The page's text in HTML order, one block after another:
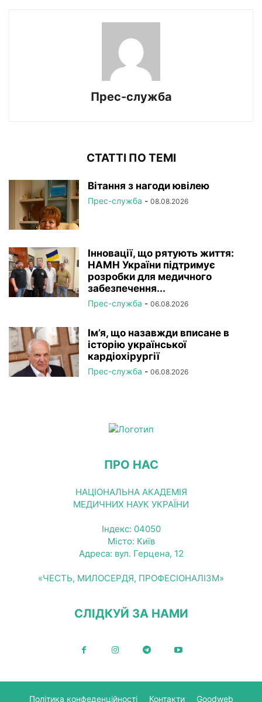
Прес-служба
СТАТТІ ПО ТЕМІ
Вітання з нагоди ювілею
Прес-служба - 08.08.2026
Інновації, що рятують життя:
НАМН України підтримує
розробки для медичного
забезпечення...
Прес-служба - 06.08.2026
Ім’я, що назавжди вписане в
історію української
кардіохірургії
Прес-служба - 06.08.2026
ПРО НАС
НАЦІОНАЛЬНА АКАДЕМІЯ
МЕДИЧНИХ НАУК УКРАЇНИ
Індекс: 04050
Місто: Київ
Адреса: вул. Герцена, 12
«ЧЕСТЬ, МИЛОСЕРДЯ, ПРОФЕСІОНАЛІЗМ»
СЛІДКУЙ ЗА НАМИ
Політика конфеденційності Контакти Goodweb